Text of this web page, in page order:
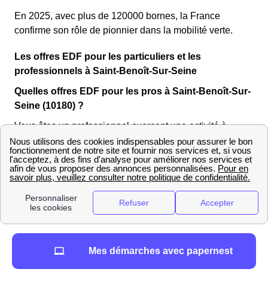
En 2025, avec plus de 120000 bornes, la France
confirme son rôle de pionnier dans la mobilité verte.
Les offres EDF pour les particuliers et les
professionnels à Saint-Benoît-Sur-Seine
Quelles offres EDF pour les pros à Saint-Benoît-Sur-
Seine (10180) ?
Vous êtes un professionnel exerçant une activité à
Saint-Benoît-Sur-Seine (10 180) ? EDF propose
différentes offres d’électricité pour les entreprises en
fonction de votre profil. Pour obtenir un devis
personnalisé, contactez le service client EDF de l'Aube
dédié aux professionnels au
3022 (du lundi au
vendredi de 8h00 à 17h30).
pourraient vous intéresser !Mes démarches avec papernest